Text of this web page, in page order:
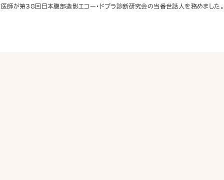
師が第38回日本腹部造影エコー・ドプラ診断研究会の当番世話人を務めました。